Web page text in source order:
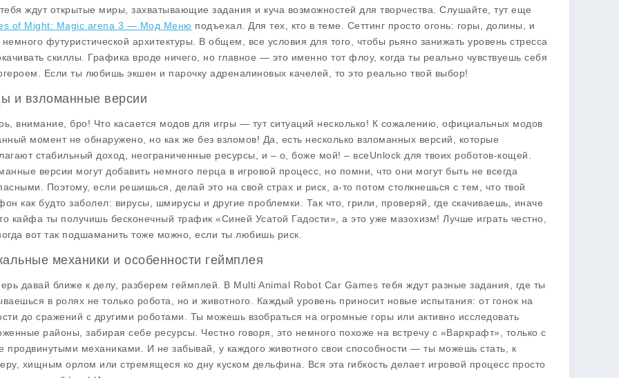
ждут открытые миры, захватывающие задания и куча возможностей для творчества. Слушайте, тут еще
of Might: Magic arena 3 — Мод Меню подъехал. Для тех, кто в теме. Сеттинг просто огонь: горы, долины, и
футуристической архитектуры. В общем, все условия для того, чтобы рьяно занижать уровень стресса
скиллы. Графика вроде ничего, но главное — это именно тот флоу, когда ты реально чувствуешь себя
Если ты любишь экшен и парочку адреналиновых качелей, то это реально твой выбор!
и взломанные версии
внимание, бро! Что касается модов для игры — тут ситуаций несколько! К сожалению, официальных модов
момент не обнаружено, но как же без взломов! Да, есть несколько взломанных версий, которые
стабильный доход, неограниченные ресурсы, и – о, боже мой! – всеUnlock для твоих роботов-кощей.
версии могут добавить немного перца в игровой процесс, но помни, что они могут быть не всегда
Поэтому, если решишься, делай это на свой страх и риск, а-то потом столкнешься с тем, что твой
как будто заболел: вирусы, шмирусы и другие проблемки. Так что, грили, проверяй, где скачиваешь, иначе
кайфа ты получишь бесконечный трафик «Синей Усатой Гадости», а это уже мазохизм! Лучше играть честно,
вот так подшаманить тоже можно, если ты любишь риск.
механики и особенности геймплея
давай ближе к делу, разберем геймплей . В Multi Animal Robot Car Games тебя ждут разные задания, где ты
в ролях не только робота, но и животного. Каждый уровень приносит новые испытания: от гонок на
до сражений с другими роботами. Ты можешь взобраться на огромные горы или активно исследовать
районы, забирая себе ресурсы. Честно говоря, это немного похоже на встречу с «Варкрафт», только с
продвинутыми механиками. И не забывай, у каждого животного свои способности — ты можешь стать, к
хищным орлом или стремящеся ко дну куском дельфина. Вся эта гибкость делает игровой процесс просто